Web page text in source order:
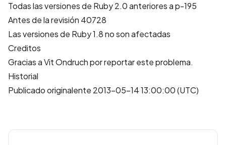
Todas las versiones de Ruby 2.0 anteriores a p-195
Antes de la revisión 40728
Las versiones de Ruby 1.8 no son afectadas
Creditos
Gracias a Vit Ondruch por reportar este problema.
Historial
Publicado originalente 2013-05-14 13:00:00 (UTC)